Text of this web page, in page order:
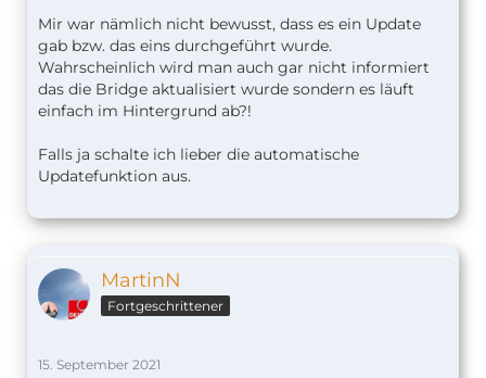
Mir war nämlich nicht bewusst, dass es ein Update
gab bzw. das eins durchgeführt wurde.
Wahrscheinlich wird man auch gar nicht informiert
das die Bridge aktualisiert wurde sondern es läuft
einfach im Hintergrund ab?!
Falls ja schalte ich lieber die automatische
Updatefunktion aus.
MartinN
Fortgeschrittener
15. September 2021